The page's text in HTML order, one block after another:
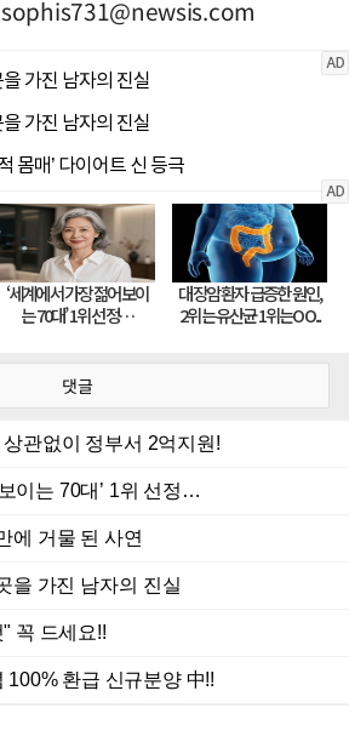
sophis731@newsis.com
댓글